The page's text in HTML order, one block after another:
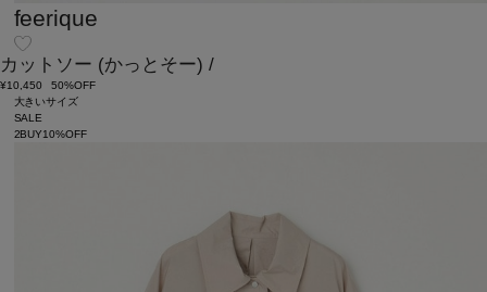
feerique
カットソー (かっとそー) /
¥10,450
50%OFF
大きいサイズ
SALE
2BUY10%OFF